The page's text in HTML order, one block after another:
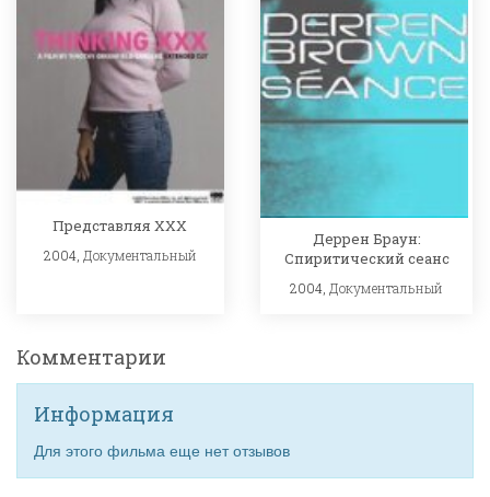
Представляя ХХХ
2004, Документальный
Деррен Браун:
Спиритический сеанс
2004,Документальный
Комментарии
Информация
Для этого фильма еще нет отзывов